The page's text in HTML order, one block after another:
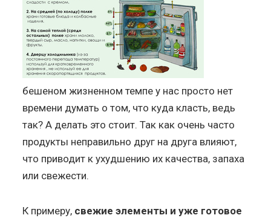
бешеном жизненном темпе у нас просто нет
времени думать о том, что куда класть, ведь
так? А делать это стоит. Так как очень часто
продукты неправильно друг на друга влияют,
что приводит к ухудшению их качества, запаха
или свежести.
К примеру, свежие элементы и уже готовое